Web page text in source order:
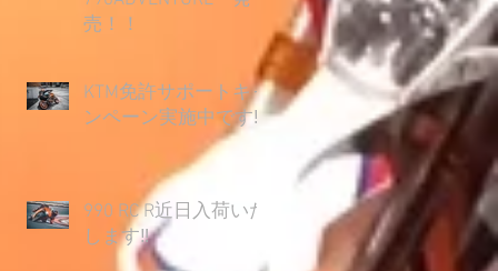
売！！
KTM免許サポートキャ
ンペーン実施中です‼
990 RC R近日入荷いた
します‼